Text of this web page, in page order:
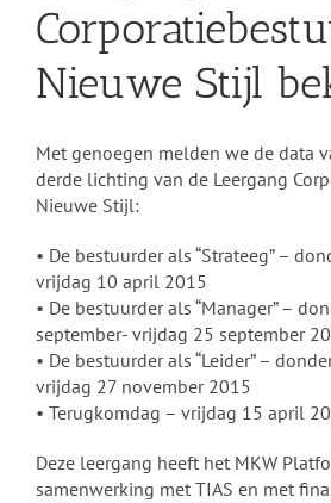
Nieuwe Stijl
Met genoegen melden we de data
derde lichting van de Leergang
Nieuwe Stijl:
• De bestuurder als “Strateeg” –
vrijdag 10 april 2015
• De bestuurder als “Manager” –
september- vrijdag 25 september
• De bestuurder als “Leider” –
vrijdag 27 november 2015
• Terugkomdag – vrijdag 15 april
Deze leergang heeft het MKW
samenwerking met TIAS en met